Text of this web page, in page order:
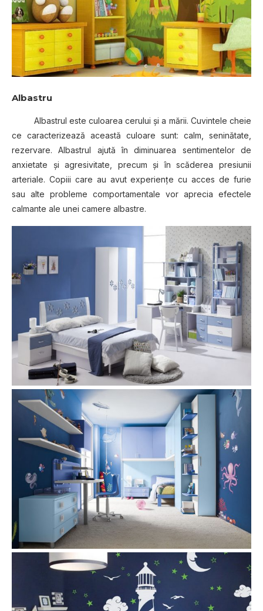
Albastru
Albastrul este culoarea cerului şi a mării. Cuvintele cheie
ce caracterizează această culoare sunt: calm, seninătate,
rezervare. Albastrul ajută în diminuarea sentimentelor de
anxietate şi agresivitate, precum şi în scăderea presiunii
arteriale. Copiii care au avut experienţe cu acces de furie
sau alte probleme comportamentale vor aprecia efectele
calmante ale unei camere albastre.